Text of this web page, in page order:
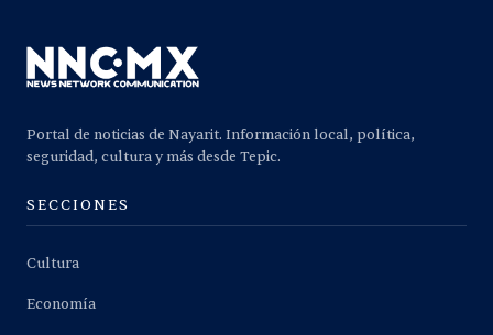
Portal de noticias de Nayarit. Información local, política,
seguridad, cultura y más desde Tepic.
SECCIONES
Cultura
Economía